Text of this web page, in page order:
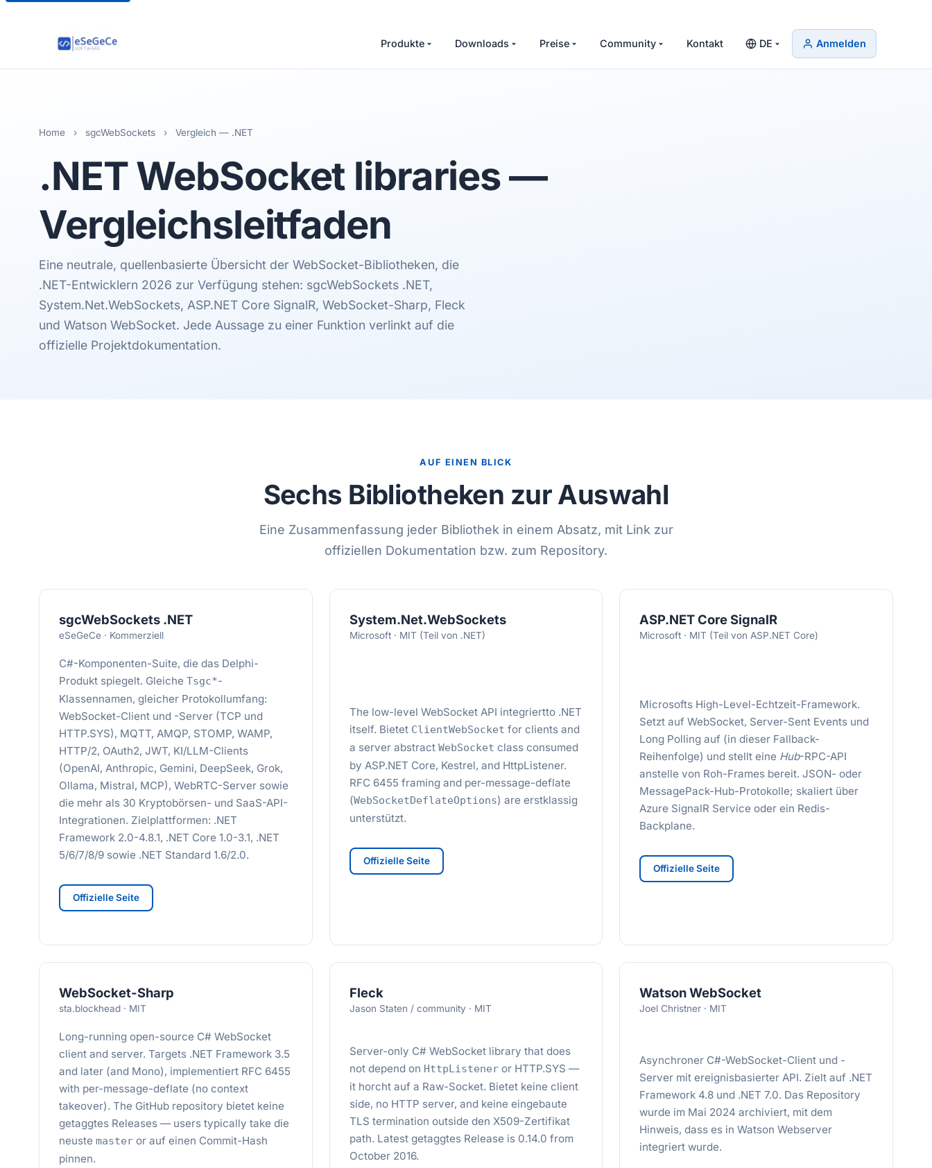
Produkte Downloads Preise Community Kontakt DE Anmelden
Home › sgcWebSockets › Vergleich — .NET
.NETWebSocket libraries—
Vergleichsleitfaden
Eine neutrale, quellenbasierte Übersicht der WebSocket-Bibliotheken, die
.NET-Entwicklern 2026 zur Verfügung stehen: sgcWebSockets .NET,
System.Net.WebSockets, ASP.NET Core SignalR, WebSocket-Sharp, Fleck
und Watson WebSocket. Jede Aussage zu einer Funktion verlinkt auf die
offizielle Projektdokumentation.
AUF EINEN BLICK
Sechs Bibliotheken zur Auswahl
Eine Zusammenfassung jeder Bibliothek in einem Absatz, mit Link zur
offiziellen Dokumentation bzw. zum Repository.
sgcWebSockets .NET
eSeGeCe · Kommerziell
C#-Komponenten-Suite, die das Delphi-
Produkt spiegelt. Gleiche Tsgc*-
Klassennamen, gleicher Protokollumfang:
WebSocket-Client und -Server (TCP und
HTTP.SYS), MQTT, AMQP, STOMP, WAMP,
HTTP/2, OAuth2, JWT, KI/LLM-Clients
(OpenAI, Anthropic, Gemini, DeepSeek, Grok,
Ollama, Mistral, MCP), WebRTC-Server sowie
die mehr als 30 Kryptobörsen- und SaaS-API-
Integrationen. Zielplattformen: .NET
Framework 2.0-4.8.1, .NET Core 1.0-3.1, .NET
5/6/7/8/9 sowie .NET Standard 1.6/2.0.
Offizielle Seite
System.Net.WebSockets
Microsoft · MIT (Teil von .NET)
The low-level WebSocket API integriertto .NET
itself. Bietet ClientWebSocket for clients and
a server abstract WebSocket class consumed
by ASP.NET Core, Kestrel, and HttpListener.
RFC 6455 framing and per-message-deflate
(WebSocketDeflateOptions) are erstklassig
unterstützt.
Offizielle Seite
ASP.NET Core SignalR
Microsoft · MIT (Teil von ASP.NET Core)
Microsofts High-Level-Echtzeit-Framework.
Setzt auf WebSocket, Server-Sent Events und
Long Polling auf (in dieser Fallback-
Reihenfolge) und stellt eine Hub-RPC-API
anstelle von Roh-Frames bereit. JSON- oder
MessagePack-Hub-Protokolle; skaliert über
Azure SignalR Service oder ein Redis-
Backplane.
Offizielle Seite
WebSocket-Sharp
sta.blockhead · MIT
Long-running open-source C# WebSocket
client and server. Targets .NET Framework 3.5
and later (and Mono), implementiert RFC 6455
with per-message-deflate (no context
takeover). The GitHub repository bietet keine
getaggtes Releases — users typically take die
neuste master or auf einen Commit-Hash
pinnen.
Fleck
Jason Staten / community · MIT
Server-only C# WebSocket library that does
not depend on HttpListeneror HTTP.SYS —
it horcht auf a Raw-Socket. Bietet keine client
side, no HTTP server, and keine eingebaute
TLS termination outside den X509-Zertifikat
path. Latest getaggtes Release is 0.14.0 from
October 2016.
Watson WebSocket
Joel Christner · MIT
Asynchroner C#-WebSocket-Client und -
Server mit ereignisbasierter API. Zielt auf .NET
Framework 4.8 und .NET 7.0. Das Repository
wurde im Mai 2024 archiviert, mit dem
Hinweis, dass es in Watson Webserver
integriert wurde.